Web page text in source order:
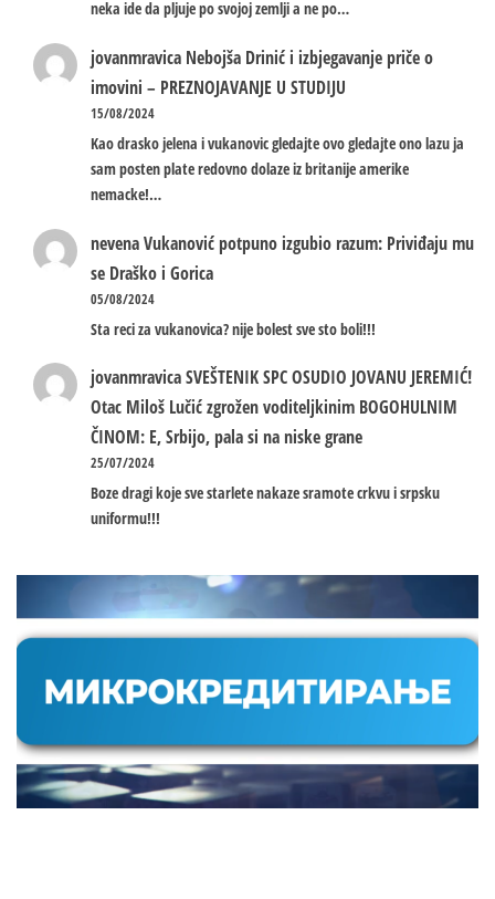
neka ide da pljuje po svojoj zemlji a ne po…
jovanmravica Nebojša Drinić i izbjegavanje priče o
imovini – PREZNOJAVANJE U STUDIJU
15/08/2024
Kao drasko jelena i vukanovic gledajte ovo gledajte ono lazu ja
sam posten plate redovno dolaze iz britanije amerike
nemacke!…
nevenaVukanović potpuno izgubio razum: Priviđaju mu
se Draško i Gorica
05/08/2024
Sta reci za vukanovica? nije bolest sve sto boli!!!
jovanmravicaSVEŠTENIK SPC OSUDIO JOVANU JEREMIĆ!
Otac Miloš Lučić zgrožen voditeljkinim BOGOHULNIM
ČINOM: E, Srbijo, pala si na niske grane
25/07/2024
Boze dragi koje sve starlete nakaze sramote crkvu i srpsku
uniformu!!!